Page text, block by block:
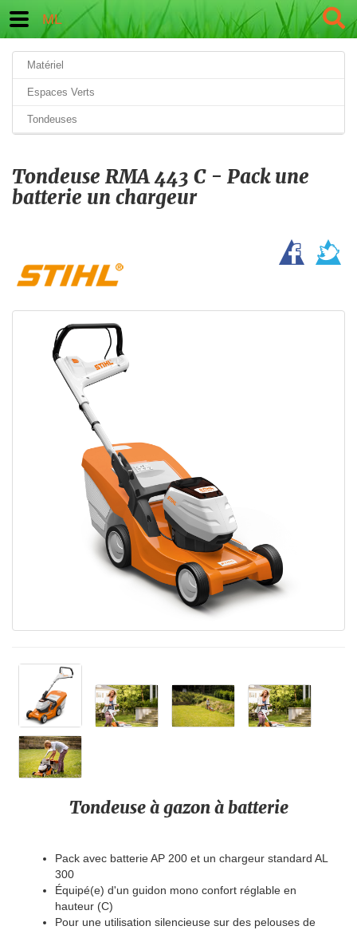
ML
Matériel
Espaces Verts
Tondeuses
Tondeuse RMA 443 C - Pack une
batterie un chargeur
Tondeuse à gazon à batterie
Pack avec batterie AP 200 et un chargeur standard AL
300
Équipé(e) d'un guidon mono confort réglable en
hauteur (C)
Pour une utilisation silencieuse sur des pelouses de